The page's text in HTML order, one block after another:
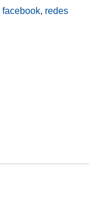
facebook, redes